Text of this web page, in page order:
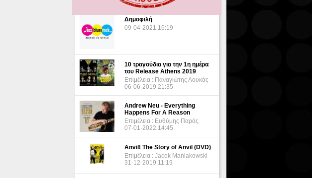
Δημοφιλή
09-04-2021 16:19
10 τραγούδια για την 1η ημέρα
του Release Athens 2019
Επιμέλεια : Παναγιώτης Λουκάς
06-06-2019 21:35
Andrew Neu - Everything
Happens For A Reason
Επιμέλεια : Ευθύμης Παράς
07-01-2022 14:45
Anvil! The Story of Anvil (DVD)
Επιμέλεια : Jacek Maniakowski
31-12-2019 11:19